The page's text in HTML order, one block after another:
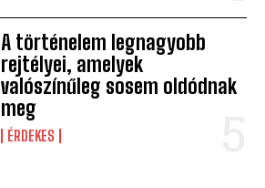
A történelem legnagyobb
rejtélyei, amelyek
valószínűleg sosem oldódnak
meg
ÉRDEKES